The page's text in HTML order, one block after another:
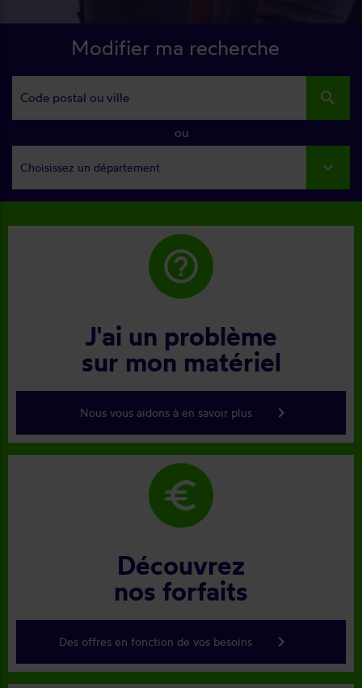
Modifier ma recherche
search
ou
Choisissez un département
help_outline
J'ai un problème
sur mon matériel
Nous vous aidons à en savoir plus keyboard_arrow_right
euro
Découvrez
nos forfaits
Des offres en fonction de vos besoins keyboard_arrow_right